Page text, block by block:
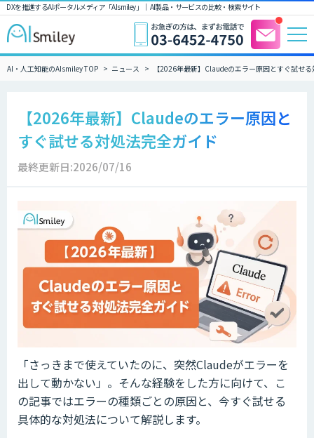
DXを推進するAIポータルメディア「AIsmiley」｜ AI製品・サービスの比較・検索サイト
AI・人工知能のAIsmiley TOP ニュース 【2026年最新】Claudeのエラー原因とすぐ試せ
【2026年最新】Claudeのエラー原因と
すぐ試せる対処法完全ガイド
最終更新日:2026/07/16
「さっきまで使えていたのに、突然Claudeがエラーを
出して動かない」。そんな経験をした方に向けて、こ
の記事ではエラーの種類ごとの原因と、今すぐ試せる
具体的な対処法について解説します。